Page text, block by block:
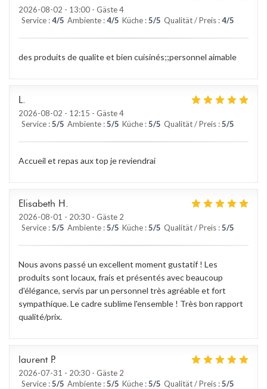
2026-08-02 - 13:00 - Gäste 4
Service :4/5 Ambiente :4/5 Küche :5/5 Qualität / Preis :4/5
des produits de qualite et bien cuisinés;;personnel aimable
L
2026-08-02 - 12:15 - Gäste 4
Service :5/5 Ambiente :5/5 Küche :5/5 Qualität / Preis :5/5
Accueil et repas aux top je reviendrai
Elisabeth H
2026-08-01 - 20:30 - Gäste 2
Service :5/5 Ambiente :5/5 Küche :5/5 Qualität / Preis :5/5
Nous avons passé un excellent moment gustatif ! Les
produits sont locaux, frais et présentés avec beaucoup
d'élégance, servis par un personnel très agréable et fort
sympathique. Le cadre sublime l'ensemble ! Très bon rapport
qualité/prix.
laurent P
2026-07-31 - 20:30 - Gäste 2
Service :5/5 Ambiente :5/5 Küche :5/5 Qualität / Preis :5/5